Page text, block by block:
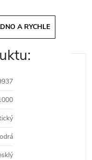
A RYCHLE